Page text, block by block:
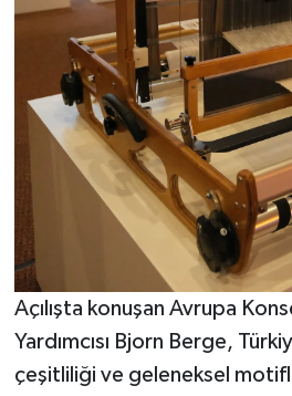
Açılışta konuşan Avrupa
Yardımcısı Bjorn Berge,
çeşitliliği ve geleneksel